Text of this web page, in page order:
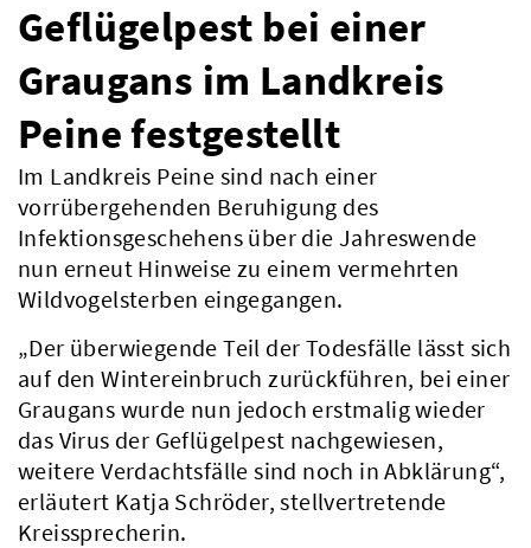
Geflügelpest bei einer
Graugans im Landkreis
Peine festgestellt
Im Landkreis Peine sind nach einer
vorrübergehenden Beruhigung des
Infektionsgeschehens über die Jahreswende
nun erneut Hinweise zu einem vermehrten
Wildvogelsterben eingegangen.
„Der überwiegende Teil der Todesfälle lässt sich
auf den Wintereinbruch zurückführen, bei einer
Graugans wurde nun jedoch erstmalig wieder
das Virus der Geflügelpest nachgewiesen,
weitere Verdachtsfälle sind noch in Abklärung“,
erläutert Katja Schröder, stellvertretende
Kreissprecherin.